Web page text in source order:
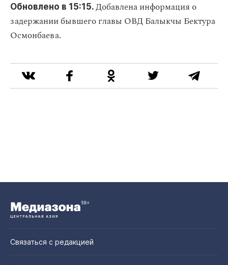
Обновлено в 15:15. Добавлена информация о
задержании бывшего главы ОВД Балыкчы Бектура
Осмонбаева.
Связаться с редакцией